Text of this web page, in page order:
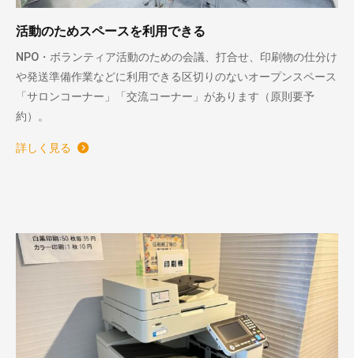
活動のためスペースを利用できる
NPO・ボランティア活動のための会議、打合せ、印刷物の仕分け
や発送準備作業などに利用できる区切りのないオープンスペース
「サロンコーナー」「交流コーナー」があります（原則要予
約）。
詳しく見る